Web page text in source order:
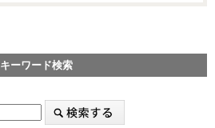
キーワード検索